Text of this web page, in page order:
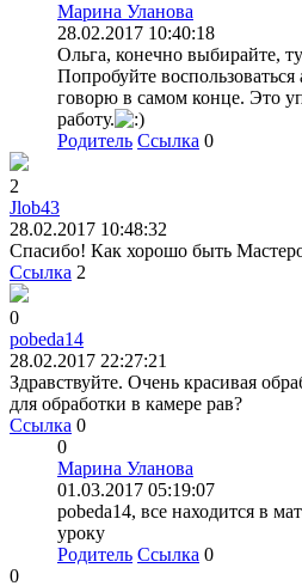
Марина Уланова
28.02.2017 10:40:18
Ольга, конечно выбирайте,
Попробуйте воспользоваться
говорю в самом конце. Это
работу.
Родитель Ссылка 0
Jlob43
28.02.2017 10:48:32
Спасибо! Как хорошо быть
Ссылка 2
pobeda14
28.02.2017 22:27:21
Здравствуйте. Очень красивая
для обработки в камере рав?
Ссылка 0
Марина Уланова
01.03.2017 05:19:07
pobeda14, все находится в
уроку
Родитель Ссылка 0